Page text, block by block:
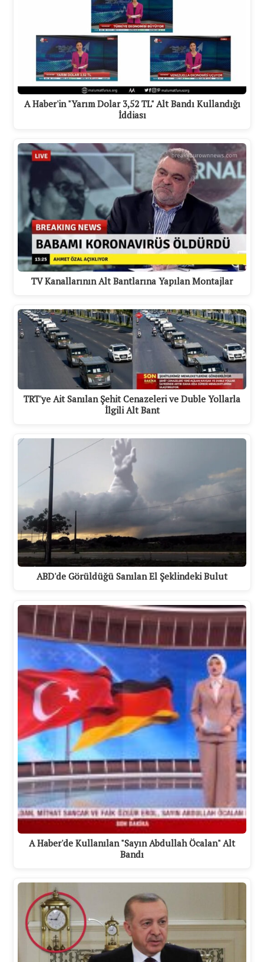
A Haber'in "Yarım Dolar 3,52 TL" Alt Bandı Kullandığı
İddiası
TV Kanallarının Alt Bantlarına Yapılan Montajlar
TRT'ye Ait Sanılan Şehit Cenazeleri ve Duble Yollarla
İlgili Alt Bant
ABD'de Görüldüğü Sanılan El Şeklindeki Bulut
A Haber'de Kullanılan "Sayın Abdullah Öcalan" Alt
Bandı